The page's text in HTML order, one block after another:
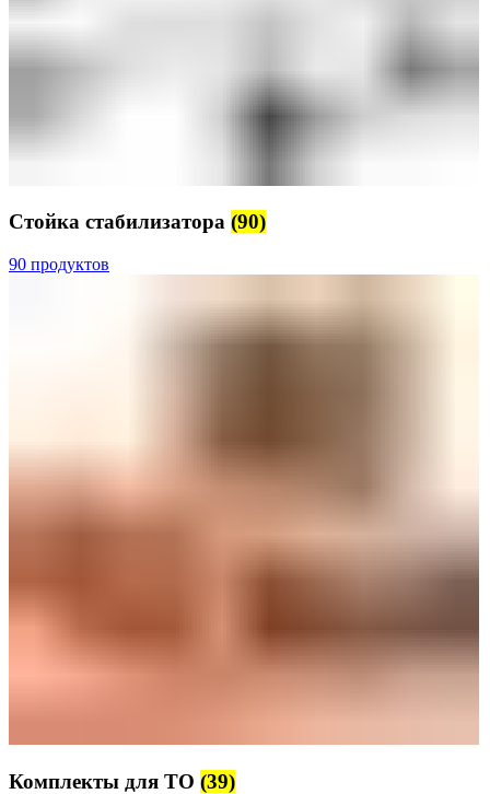
Стойка стабилизатора (90)
90 продуктов
Комплекты для ТО (39)